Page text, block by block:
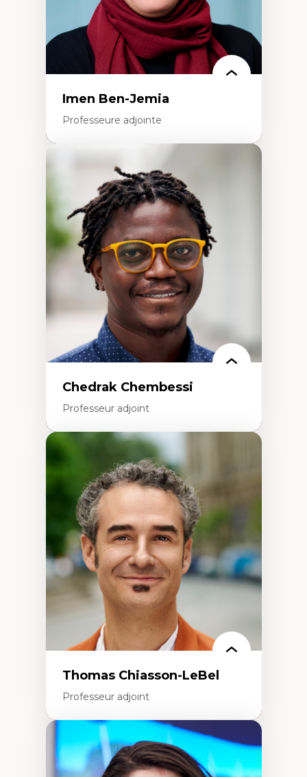
Imen Ben-Jemia
Professeure adjointe
Expertises
Discours sur la ville et représentations
Mosquées, formes et usages au Canada
Reconnaissance et représentations des
communautés immigrantes dans l'espace
urbain
Design architectural et urbain
Patrimoine et patrimonialisation
Études postcoloniales et décolonisation des
savoirs
Chedrak Chembessi
Professeur adjoint
Économie circulaire
Modèles d’affaires durables
Histoire des faits économiques
Gestion durable des ressources naturelles
Écologie industrielle
Aménagement durable du territoire
Développement régional
Coopératives
Télétravail en milieu rural francophone
Transition socio-écologique
Thomas Chiasson-LeBel
Professeur adjoint
Expertises
Théories du développement
Économie politique comparée